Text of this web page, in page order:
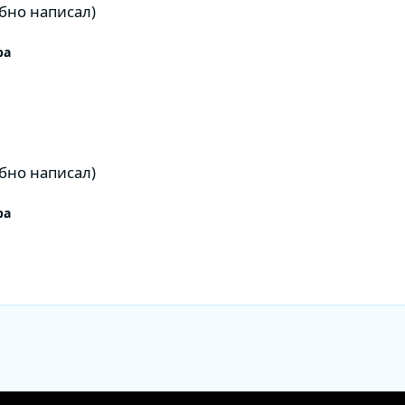
написал)
написал)